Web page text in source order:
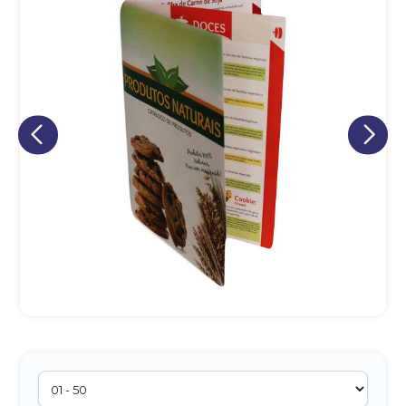
Eu concordo em receber comunicações.
A nossa empresa está comprometida a proteger e respeitar
sua privacidade, utilizaremos seus dados apenas para fins
de marketing. Você pode alterar suas preferências a
qualquer momento.
Iniciar conversa